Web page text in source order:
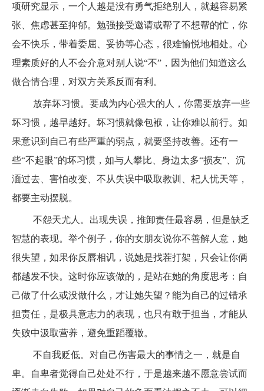
项研究显示，一个人越是没有勇气拒绝别人，就越容易紧
张、焦虑甚至抑郁。勉强接受邀请或帮了不想帮的忙，你
会不快乐，带着委屈、妥协等心态，很难愉悦地相处。心
理素质好的人不会介意对别人说“不”，因为他们知道这么
做合情合理，对双方关系反而有利。
放弃坏习惯。要成为内心强大的人，你需要放弃一些
坏习惯，越早越好。坏习惯就像包袱，让你难以前行。如
果意识到自己有些严重的弱点，就要坚持改善。还有一
些“不起眼”的坏习惯，如与人攀比、身边太多“损友”、沉
湎过去、害怕改变、不从失误中吸取教训、杞人忧天等，
都要主动摆脱。
不怨天尤人。出现失误，推卸责任最容易，但是缺乏
智慧的表现。举个例子，你的女朋友说你不善解人意，她
很失望，如果你反唇相讥，说她是找茬打架，只会让你俩
都越发不快。这时你应该做的，是站在她的角度思考：自
己做了什么或没做什么，才让她失望？能为自己的过错承
担责任，是极具意志力的表现，也只有敢于担当，才能从
失败中汲取营养，避免重蹈覆辙。
不自我贬低。对自己伤害最大的事情之一，就是自
卑。自卑者觉得自己处处不行，于是越来越不愿意尝试而